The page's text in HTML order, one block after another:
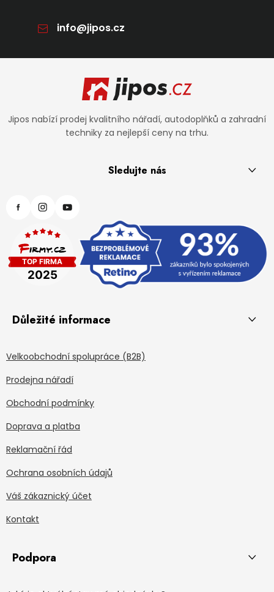
info@jipos.cz
Jipos nabízí prodej kvalitního nářadí, autodoplňků a zahradní
techniky za nejlepší ceny na trhu.
Sledujte nás
Důležité informace
Velkoobchodní spolupráce (B2B)
Prodejna nářadí
Obchodní podmínky
Doprava a platba
Reklamační řád
Ochrana osobních údajů
Váš zákaznický účet
Kontakt
Podpora